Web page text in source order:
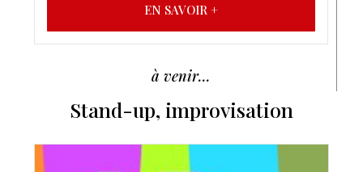
EN SAVOIR +
à venir...
Stand-up, improvisation